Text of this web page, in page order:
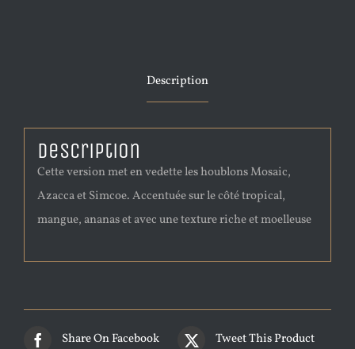
Description
Description
Cette version met en vedette les houblons Mosaic,
Azacca et Simcoe. Accentuée sur le côté tropical,
mangue, ananas et avec une texture riche et moelleuse
Share On Facebook Tweet This Product